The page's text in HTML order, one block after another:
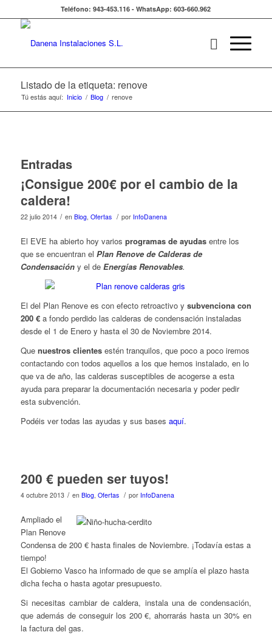
Teléfono: 943-453.116 - WhatsApp: 603-660.962
Listado de la etiqueta: renove
Tú estás aquí: Inicio / Blog / renove
Entradas
¡Consigue 200€ por el cambio de la
caldera!
22 julio 2014 / en Blog, Ofertas / por InfoDanena
El EVE ha abierto hoy varios programas de ayudasentre los
que se encuentran el Plan Renove de Calderas de
Condensacióny el de Energías Renovables.
El del Plan Renove es con efecto retroactivo y subvenciona con
200 €a fondo perdido las calderas de condensación instaladas
desde el 1 de Enero y hasta el 30 de Noviembre 2014.
Que nuestros clientesestén tranquilos, que poco a poco iremos
contactando con todos aquellos a los que hemos instalado, en lo
que va de año, las calderas susceptibles de acogerse a esta
ayuda para preparar la documentación necesaria y poder pedir
esta subvención.
Podéis ver todas las ayudas y sus bases aquí.
200 € pueden ser tuyos!
4 octubre 2013 / en Blog, Ofertas / por InfoDanena
Ampliado el
Plan Renove
Condensa de 200 € hasta finales de Noviembre. ¡Todavía estas a
tiempo!
El Gobierno Vasco ha informado de que se amplía el plazo hasta
dicha fecha o hasta agotar presupuesto.
Si necesitas cambiar de caldera, instala una de condensación,
que además de conseguir los 200 €, ahorrarás hasta un 30% en
la factura del gas.